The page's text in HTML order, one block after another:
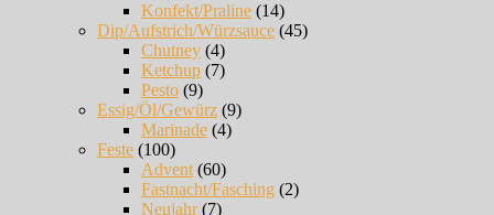
Konfekt/Praline (14)
Dip/Aufstrich/Würzsauce (45)
Chutney (4)
Ketchup (7)
Pesto (9)
Essig/Öl/Gewürz (9)
Marinade (4)
Feste (100)
Advent (60)
Fastnacht/Fasching (2)
Neujahr(7)